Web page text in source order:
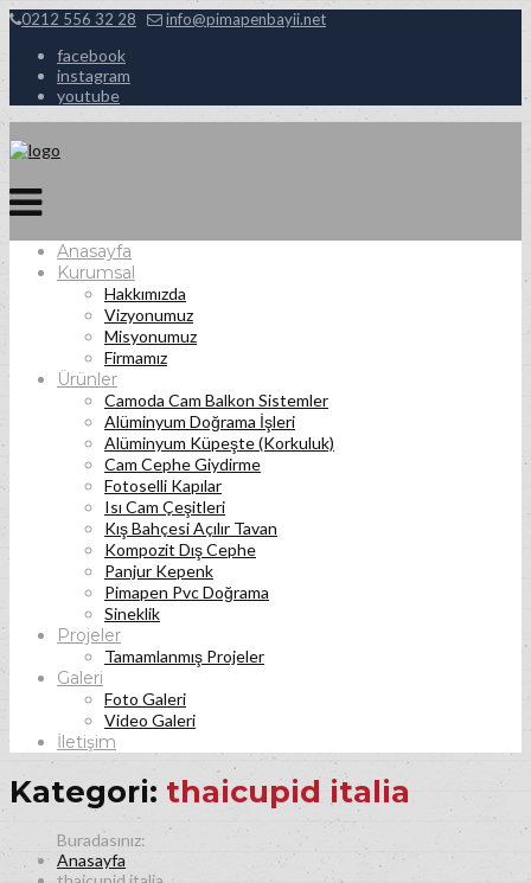
0212 556 32 28 info@pimapenbayii.net
facebook
instagram
youtube
Anasayfa
Kurumsal
Hakkımızda
Vizyonumuz
Misyonumuz
Firmamız
Ürünler
Camoda Cam Balkon Sistemler
Alüminyum Doğrama İşleri
Alüminyum Küpeşte (Korkuluk)
Cam Cephe Giydirme
Fotoselli Kapılar
Isı Cam Çeşitleri
Kış Bahçesi Açılır Tavan
Kompozit Dış Cephe
Panjur Kepenk
Pimapen Pvc Doğrama
Sineklik
Projeler
Tamamlanmış Projeler
Galeri
Foto Galeri
Video Galeri
İletişim
Kategori: thaicupid italia
Anasayfa